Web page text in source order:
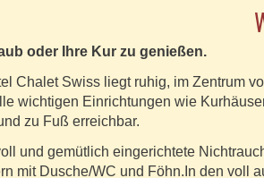
oder Ihre Kur zu genießen.
Chalet Swiss liegt ruhig, im Zentrum
wichtigen Einrichtungen wie
zu Fuß erreichbar.
und gemütlich eingerichtete
mit Dusche/WC und Föhn.In den voll